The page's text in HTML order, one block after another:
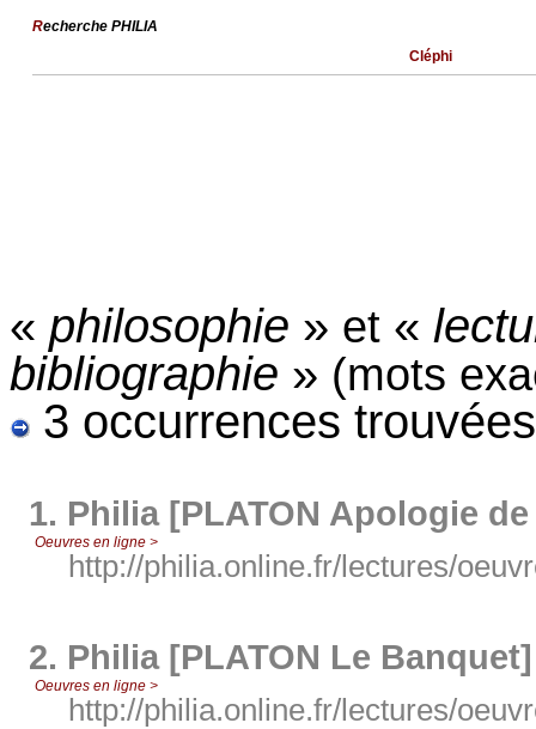
Recherche PHILIA
Cléphi
« philosophie » et «
bibliographie » (mots
3 occurrences
1. Philia [PLATON Apologie
Oeuvres en ligne >
http://philia.online.fr/lectures/
2. Philia [PLATON Le Banquet]
Oeuvres en ligne >
http://philia.online.fr/lectures/